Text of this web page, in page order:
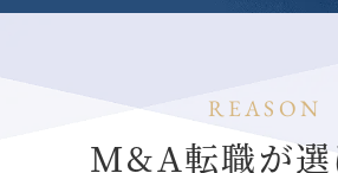
REASON
M&A転職が選